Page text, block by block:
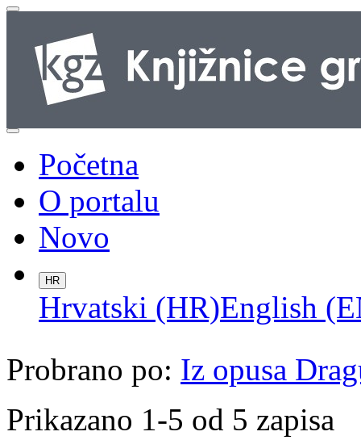
Početna
O portalu
Novo
HR
Hrvatski (HR)English
Probrano po: Iz opusa
Prikazano 1-5 od 5 zapisa